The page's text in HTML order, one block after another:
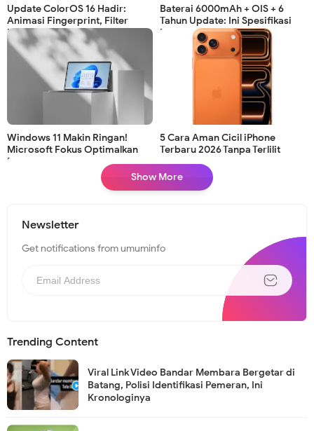
Update ColorOS 16 Hadir:
Animasi Fingerprint, Filter
Kamera & Performa Lebih
Mulus!
Baterai 6000mAh + OIS + 6
Tahun Update: Ini Spesifikasi
F70 Pro 5G
Windows 11 Makin Ringan!
Microsoft Fokus Optimalkan
RAM 8 GB
5 Cara Aman Cicil iPhone
Terbaru 2026 Tanpa Terlilit
Utang
Show More
Newsletter
Get notifications from umuminfo
Trending Content
Viral Link Video Bandar Membara Bergetar di
Batang, Polisi Identifikasi Pemeran, Ini
Kronologinya